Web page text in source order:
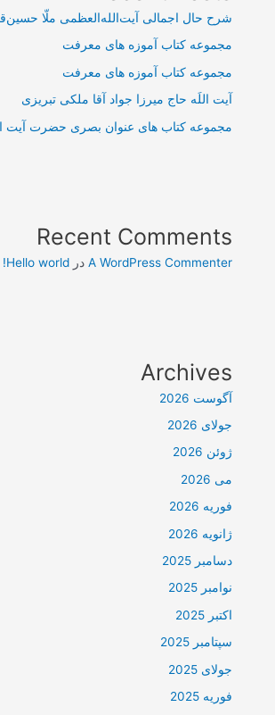
شرح حال اجمالی آیت‌الله‌العظمی ملّا
مجموعه کتاب آموزه های معرفت
مجموعه کتاب آموزه های معرفت
آیت اللَه حاج میرزا جواد آقا ملکی تبریزی
مجموعه کتاب های عنوان بصری حضرت آیت
Recent Comments
A WordPress Commenter درHello world!
Archives
آگوست 2026
جولای 2026
ژوئن 2026
می 2026
فوریه 2026
ژانویه 2026
دسامبر 2025
نوامبر 2025
اکتبر 2025
سپتامبر 2025
جولای 2025
فوریه 2025